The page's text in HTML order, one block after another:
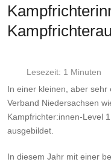
Lesezeit: 1 Minuten
In einer kleinen, aber
Verband Niedersachsen
Kampfrichter:innen-Level
ausgebildet.
In diesem Jahr mit einer